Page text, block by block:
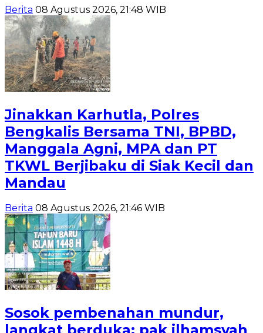
Berita 08 Agustus 2026, 21:48 WIB
Jinakkan Karhutla, Polres
Bengkalis Bersama TNI, BPBD,
Manggala Agni, MPA dan PT
TKWL Berjibaku di Siak Kecil dan
Mandau
Berita 08 Agustus 2026, 21:46 WIB
Sosok pembenahan mundur,